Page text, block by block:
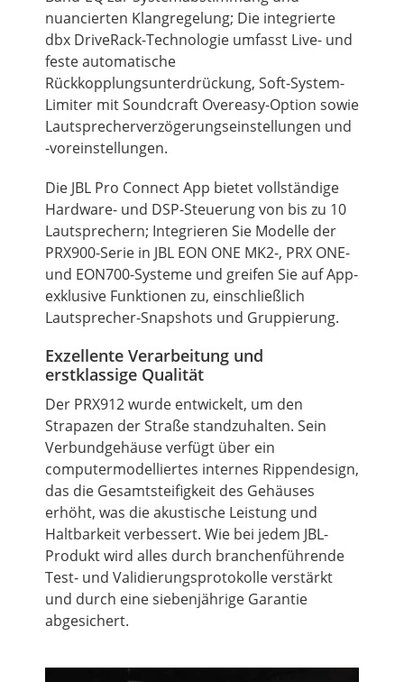
nuancierten Klangregelung; Die integrierte
dbx DriveRack-Technologie umfasst Live- und
feste automatische
Rückkopplungsunterdrückung, Soft-System-
Limiter mit Soundcraft Overeasy-Option sowie
Lautsprecherverzögerungseinstellungen und
-voreinstellungen.
Die JBL Pro Connect App bietet vollständige
Hardware- und DSP-Steuerung von bis zu 10
Lautsprechern; Integrieren Sie Modelle der
PRX900-Serie in JBL EON ONE MK2-, PRX ONE-
und EON700-Systeme und greifen Sie auf App-
exklusive Funktionen zu, einschließlich
Lautsprecher-Snapshots und Gruppierung.
Exzellente Verarbeitung und
erstklassige Qualität
Der PRX912 wurde entwickelt, um den
Strapazen der Straße standzuhalten. Sein
Verbundgehäuse verfügt über ein
computermodelliertes internes Rippendesign,
das die Gesamtsteifigkeit des Gehäuses
erhöht, was die akustische Leistung und
Haltbarkeit verbessert. Wie bei jedem JBL-
Produkt wird alles durch branchenführende
Test- und Validierungsprotokolle verstärkt
und durch eine siebenjährige Garantie
abgesichert.